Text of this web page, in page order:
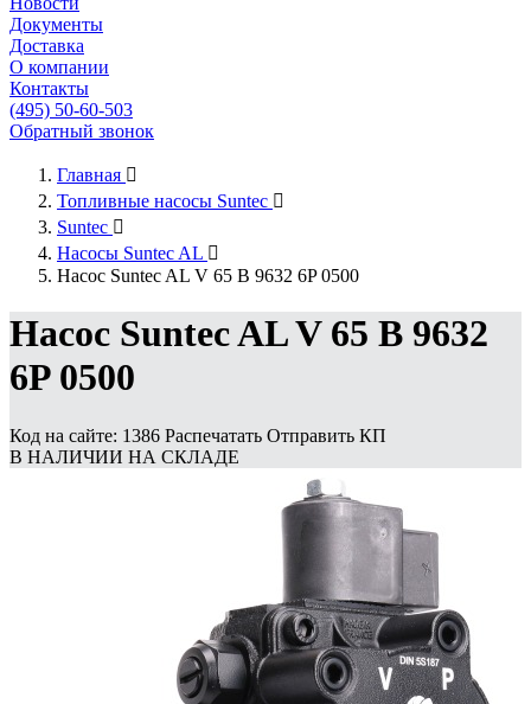
Документы
Доставка
О компании
Контакты
(495) 50-60-503
Обратный звонок
Главная 
Топливные насосы Suntec 
Suntec 
Насосы Suntec AL 
Насос Suntec AL V 65 B 9632 6P 0500
Насос Suntec AL V 65 B 9632
6P 0500
Код на сайте: 1386 Распечатать Отправить КП
В НАЛИЧИИ НА СКЛАДЕ